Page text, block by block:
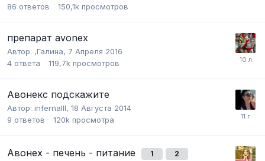
86 ответов 150,1k просмотров
препарат avonex
Автор: ,Галина, 7 Апреля 2016
4 ответа 119,7k просмотров
Авонекс подскажите
Автор: infernalll, 18 Августа 2014
9 ответов 120k просмотра
Авонех - печень - питание 1 2